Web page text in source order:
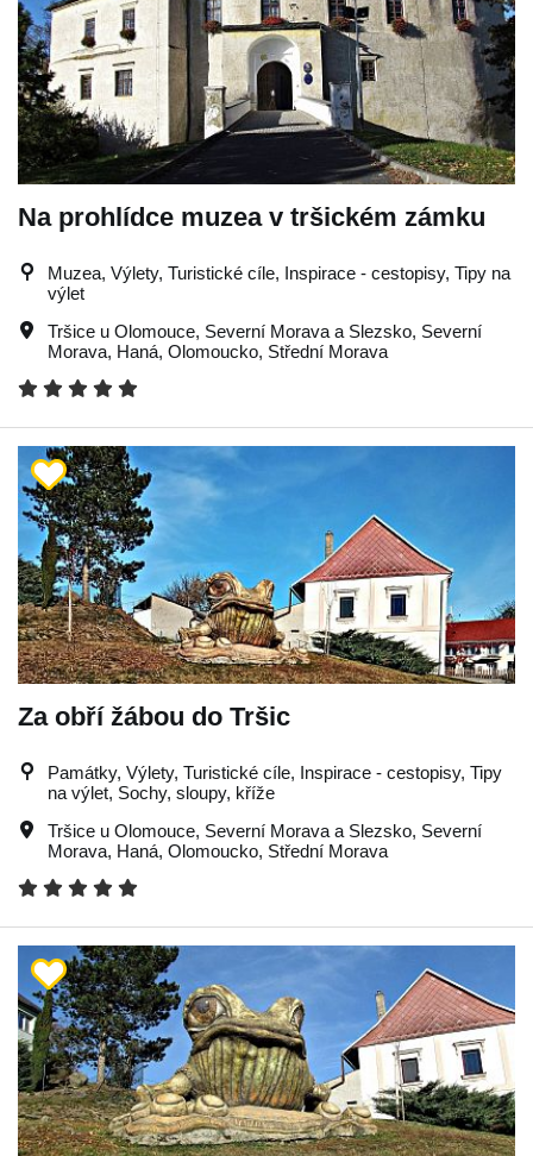
Na prohlídce muzea v tršickém zámku
Muzea, Výlety, Turistické cíle, Inspirace - cestopisy, Tipy na
výlet
Tršice u Olomouce, Severní Morava a Slezsko, Severní
Morava, Haná, Olomoucko, Střední Morava
Za obří žábou do Tršic
Památky, Výlety, Turistické cíle, Inspirace - cestopisy, Tipy
na výlet, Sochy, sloupy, kříže
Tršice u Olomouce, Severní Morava a Slezsko, Severní
Morava, Haná, Olomoucko, Střední Morava